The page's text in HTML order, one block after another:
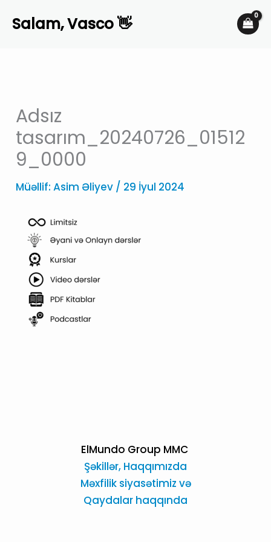
Salam, Vasco 👋
Adsız
tasarım_20240726_01512
9_0000
Müəllif:Asim Əliyev / 29 İyul 2024
ElMundo Group MMC
Şəkillər, Haqqımızda
Məxfilik siyasətimiz və
Qaydalar haqqında